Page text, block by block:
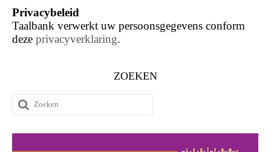
Privacybeleid
Taalbank verwerkt uw persoonsgegevens conform
deze privacyverklaring.
ZOEKEN
Zoeken
naar: